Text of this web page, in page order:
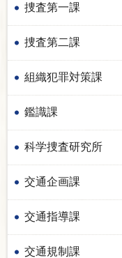
捜査第一課
捜査第二課
組織犯罪対策課
鑑識課
科学捜査研究所
交通企画課
交通指導課
交通規制課